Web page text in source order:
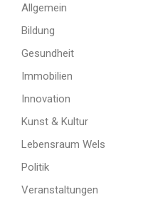
Allgemein
Bildung
Gesundheit
Immobilien
Innovation
Kunst & Kultur
Lebensraum Wels
Politik
Veranstaltungen